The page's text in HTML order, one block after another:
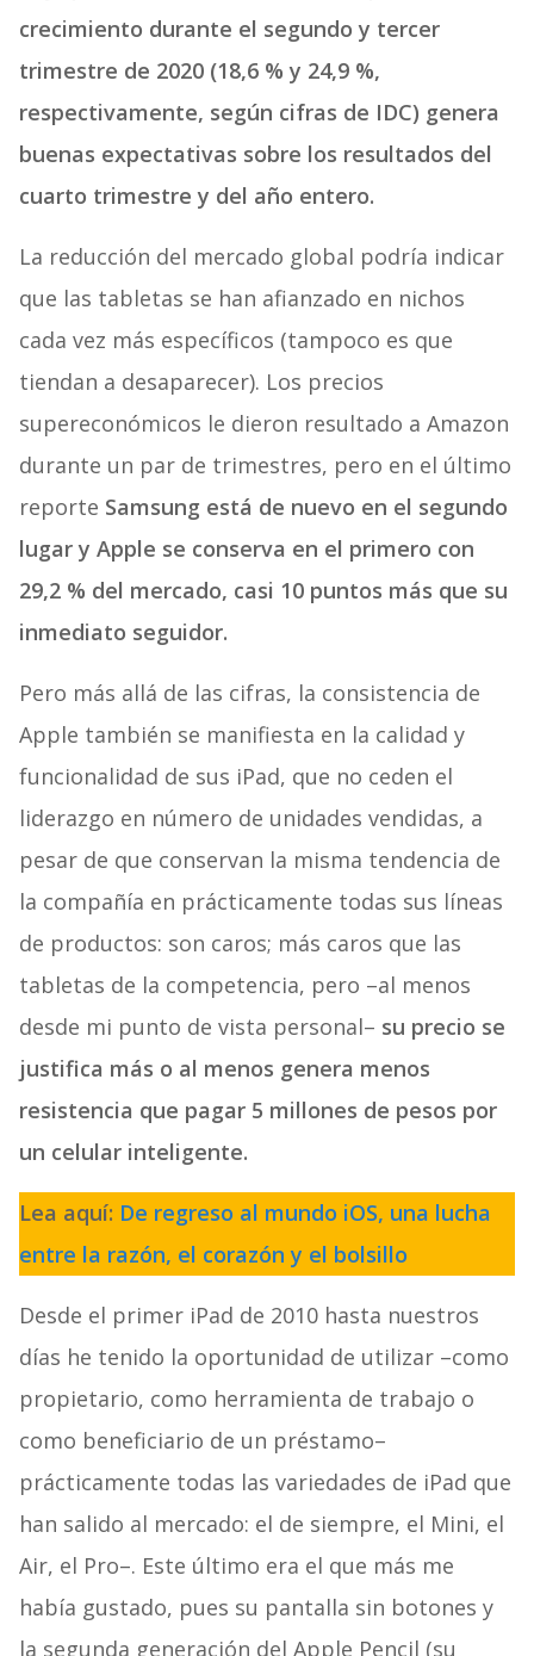
crecimiento durante el segundo y tercer
trimestre de 2020 (18,6 % y 24,9 %,
respectivamente, según cifras de IDC) genera
buenas expectativas sobre los resultados del
cuarto trimestre y del año entero.
La reducción del mercado global podría indicar
que las tabletas se han afianzado en nichos
cada vez más específicos (tampoco es que
tiendan a desaparecer). Los precios
supereconómicos le dieron resultado a Amazon
durante un par de trimestres, pero en el último
reporte Samsung está de nuevo en el segundo
lugar y Apple se conserva en el primero con
29,2 % del mercado, casi 10 puntos más que su
inmediato seguidor.
Pero más allá de las cifras, la consistencia de
Apple también se manifiesta en la calidad y
funcionalidad de sus iPad, que no ceden el
liderazgo en número de unidades vendidas, a
pesar de que conservan la misma tendencia de
la compañía en prácticamente todas sus líneas
de productos: son caros; más caros que las
tabletas de la competencia, pero –al menos
desde mi punto de vista personal– su precio se
justifica más o al menos genera menos
resistencia que pagar 5 millones de pesos por
un celular inteligente.
Lea aquí: De regreso al mundo iOS, una lucha
entre la razón, el corazón y el bolsillo
Desde el primer iPad de 2010 hasta nuestros
días he tenido la oportunidad de utilizar –como
propietario, como herramienta de trabajo o
como beneficiario de un préstamo–
prácticamente todas las variedades de iPad que
han salido al mercado: el de siempre, el Mini, el
Air, el Pro–. Este último era el que más me
había gustado, pues su pantalla sin botones y
la segunda generación del Apple Pencil (su